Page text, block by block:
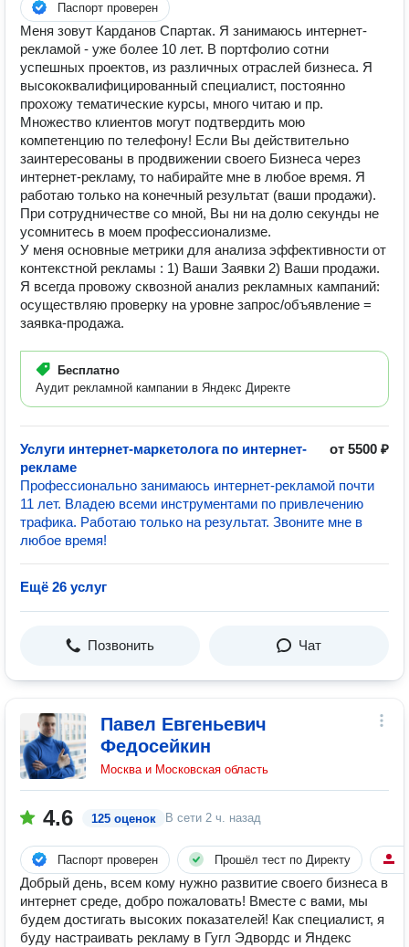
Паспорт проверен
Меня зовут Карданов Спартак. Я занимаюсь интернет-
рекламой - уже более 10 лет. В портфолио сотни
успешных проектов, из различных отраслей бизнеса. Я
высококвалифицированный специалист, постоянно
прохожу тематические курсы, много читаю и пр.
Множество клиентов могут подтвердить мою
компетенцию по телефону! Если Вы действительно
заинтересованы в продвижении своего Бизнеса через
интернет-рекламу, то набирайте мне в любое время. Я
работаю только на конечный результат (ваши продажи).
При сотрудничестве со мной, Вы ни на долю секунды не
усомнитесь в моем профессионализме.
У меня основные метрики для анализа эффективности от
контекстной рекламы : 1) Ваши Заявки 2) Ваши продажи.
Я всегда провожу сквозной анализ рекламных кампаний:
осуществляю проверку на уровне запрос/объявление =
заявка-продажа.
Бесплатно
Аудит рекламной кампании в Яндекс Директе
Услуги интернет-маркетолога по интернет-
рекламе
от 5500 ₽
Профессионально занимаюсь интернет-рекламой почти
11 лет. Владею всеми инструментами по привлечению
трафика. Работаю только на результат. Звоните мне в
любое время!
Ещё 26 услуг
Позвонить Чат
Павел Евгеньевич
Федосейкин
Москва и Московская область
4.6 125 оценок В сети 2 ч. назад
Паспорт проверен Прошёл тест по Директу
Добрый день, всем кому нужно развитие своего бизнеса в
интернет среде, добро пожаловать! Вместе с вами, мы
будем достигать высоких показателей! Как специалист, я
буду настраивать рекламу в Гугл Эдвордс и Яндекс